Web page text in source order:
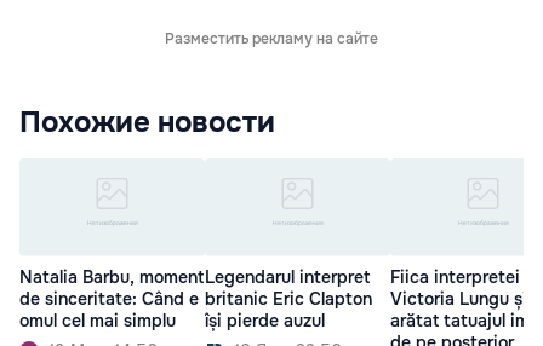
Разместить рекламу на сайте
Похожие новости
Natalia Barbu, moment
de sinceritate: Când e
omul cel mai simplu
Legendarul interpret
britanic Eric Clapton
își pierde auzul
Fiica interpretei
Victoria Lungu și-a
arătat tatuajul